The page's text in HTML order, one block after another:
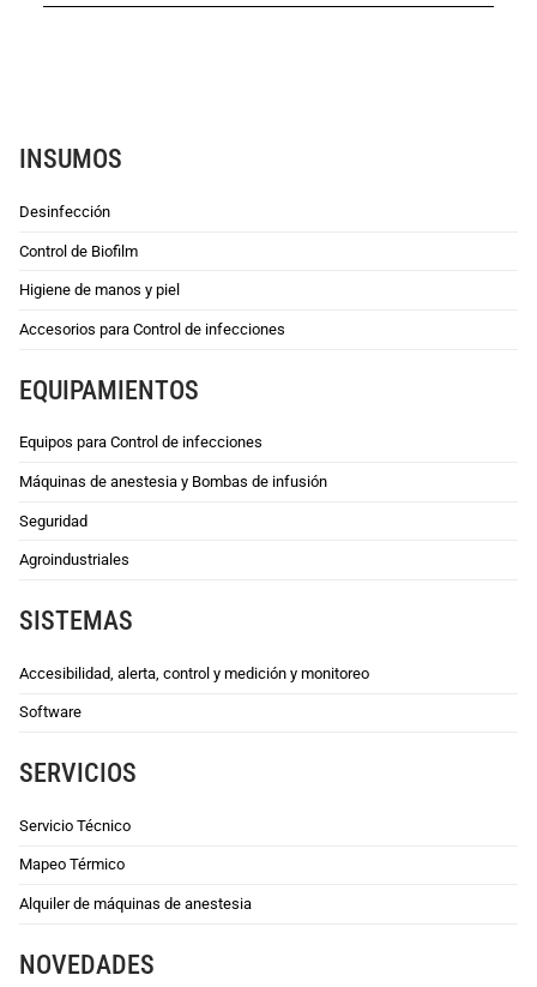
INSUMOS
Desinfección
Control de Biofilm
Higiene de manos y piel
Accesorios para Control de infecciones
EQUIPAMIENTOS
Equipos para Control de infecciones
Máquinas de anestesia y Bombas de infusión
Seguridad
Agroindustriales
SISTEMAS
Accesibilidad, alerta, control y medición y monitoreo
Software
SERVICIOS
Servicio Técnico
Mapeo Térmico
Alquiler de máquinas de anestesia
NOVEDADES